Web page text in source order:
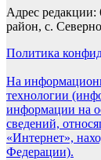
Адрес редакции:
район, с.
Политика
На
технологии
информации на
сведений,
«Интернет»,
Федерации).